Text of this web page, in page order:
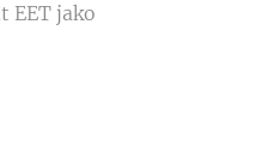
EET jako